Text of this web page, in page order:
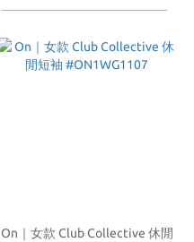
On｜女款 Club Collective 休閒